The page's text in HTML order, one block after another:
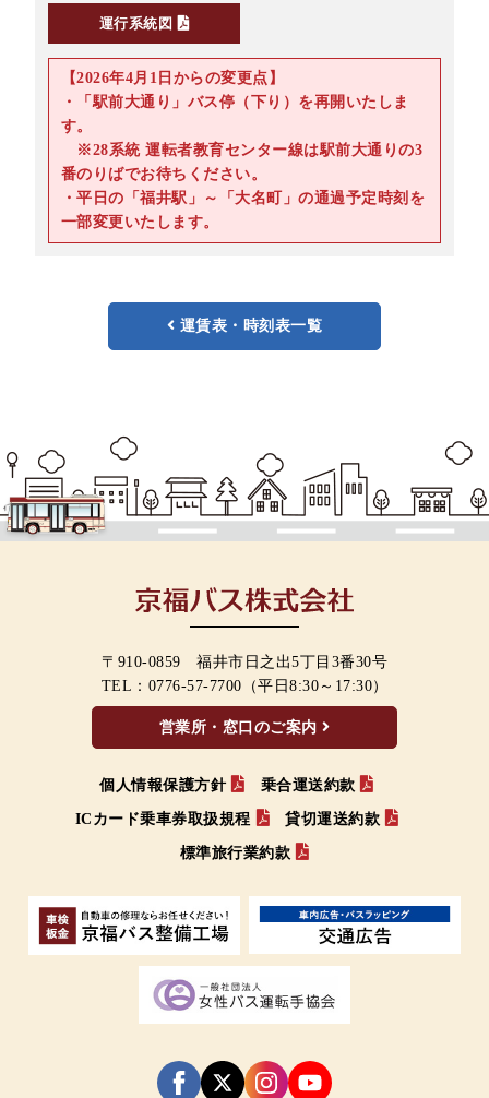
運行系統図
【2026年4月1日からの変更点】
・「駅前大通り」バス停（下り）を再開いたしま
す。
※28系統 運転者教育センター線は駅前大通りの3
番のりばでお待ちください。
・平日の「福井駅」～「大名町」の通過予定時刻を
一部変更いたします。
運賃表・時刻表一覧
〒910-0859 福井市日之出5丁目3番30号
TEL： 0776-57-7700 （平日8:30～17:30）
営業所・窓口のご案内
個人情報保護方針 乗合運送約款
ICカード乗車券取扱規程 貸切運送約款
標準旅行業約款